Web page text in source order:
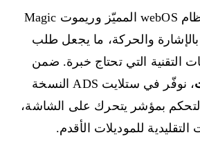
تأتي شاشات LG بنظام webOS المميّز وريموت Magic
التقنية التي تحتاج خبرة. ضمن
، نوفّر في ستلايت ADS النسخة
التحكم بمؤشر يتحرك على الشاشة،
التقليدية للموديلات الأقدم.